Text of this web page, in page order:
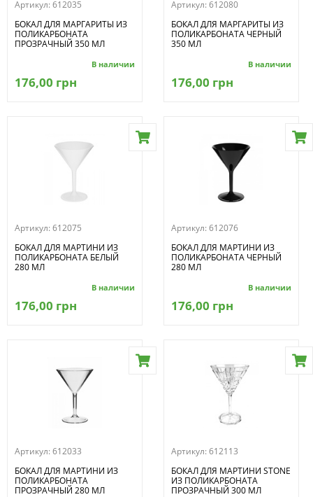
Артикул: 612035
БОКАЛ ДЛЯ МАРГАРИТЫ ИЗ
ПОЛИКАРБОНАТА
ПРОЗРАЧНЫЙ 350 МЛ
В наличии
176,00 грн
Артикул: 612080
БОКАЛ ДЛЯ МАРГАРИТЫ ИЗ
ПОЛИКАРБОНАТА ЧЕРНЫЙ
350 МЛ
В наличии
176,00 грн
Артикул: 612075
БОКАЛ ДЛЯ МАРТИНИ ИЗ
ПОЛИКАРБОНАТА БЕЛЫЙ
280 МЛ
В наличии
176,00 грн
Артикул: 612076
БОКАЛ ДЛЯ МАРТИНИ ИЗ
ПОЛИКАРБОНАТА ЧЕРНЫЙ
280 МЛ
В наличии
176,00 грн
Артикул: 612033
БОКАЛ ДЛЯ МАРТИНИ ИЗ
ПОЛИКАРБОНАТА
ПРОЗРАЧНЫЙ 280 МЛ
Артикул: 612113
БОКАЛ ДЛЯ МАРТИНИ STONE
ИЗ ПОЛИКАРБОНАТА
ПРОЗРАЧНЫЙ 300 МЛ